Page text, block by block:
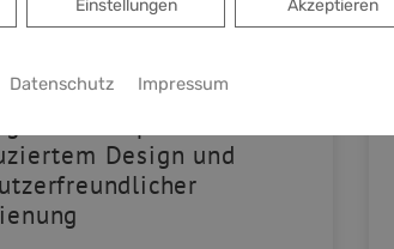
PHÖNIX –
Design und
Akzeptieren
Einstellungen
Datenschutz Impressum